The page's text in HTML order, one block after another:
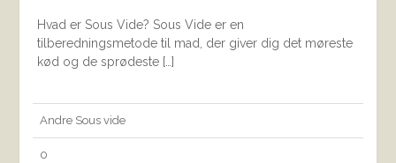
Hvad er Sous Vide? Sous Vide er en
tilberedningsmetode til mad, der giver dig det møreste
kød og de sprødeste […]
Andre Sous vide
0